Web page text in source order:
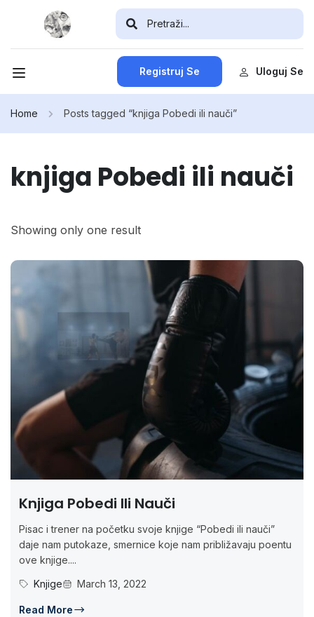
Registruj Se Uloguj Se
Home Posts tagged “knjiga Pobedi ili nauči”
knjiga Pobedi ili nauči
Showing only one result
Knjiga Pobedi Ili Nauči
Pisac i trener na početku svoje knjige “Pobedi ili nauči”
daje nam putokaze, smernice koje nam približavaju poentu
ove knjige....
Knjige
March 13, 2022
Read More